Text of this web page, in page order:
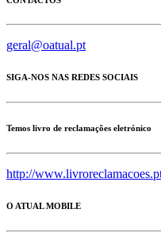
geral@oatual.pt
SIGA-NOS NAS REDES SOCIAIS
Temos livro de reclamações eletrónico
http://
O ATUAL MOBILE